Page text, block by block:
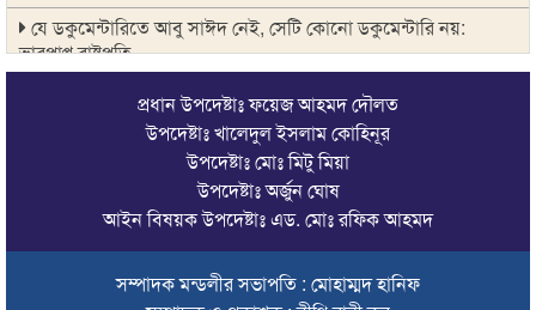
যে ডকুমেন্টারিতে আবু সাঈদ নেই, সেটি কোনো ডকুমেন্টারি নয়:
ভারপ্রাপ্ত রাষ্ট্রপতি
সুনামগঞ্জে কলেজছাত্রী ‘ধর্ষণ’র অভিযোগে মসজিদের ইমাম গ্রেপ্তার
জুলাই গণঅভ্যুত্থানে সিলেটের ৭ শহীদের বিচারে গতি ও স্মৃতিচত্বর চান
শাল্লায় বিদ্যুৎস্পৃষ্টে ২ কিশোরের মৃত্যু
সিলেটে ডিবি পরিচয়ে কিশোরকে অপহরণের চেষ্টা, অভিযুক্তকে
গণপিটুনি ও গাড়ি ভাঙচুর
প্রধান উপদেষ্টাঃ ফয়েজ আহমদ দৌলত
উপদেষ্টাঃ খালেদুল ইসলাম কোহিনূর
উপদেষ্টাঃ মোঃ মিটু মিয়া
উপদেষ্টাঃ অর্জুন ঘোষ
আইন বিষয়ক উপদেষ্টাঃ এড. মোঃ রফিক আহমদ
সম্পাদক মন্ডলীর সভাপতি : মোহাম্মদ হানিফ